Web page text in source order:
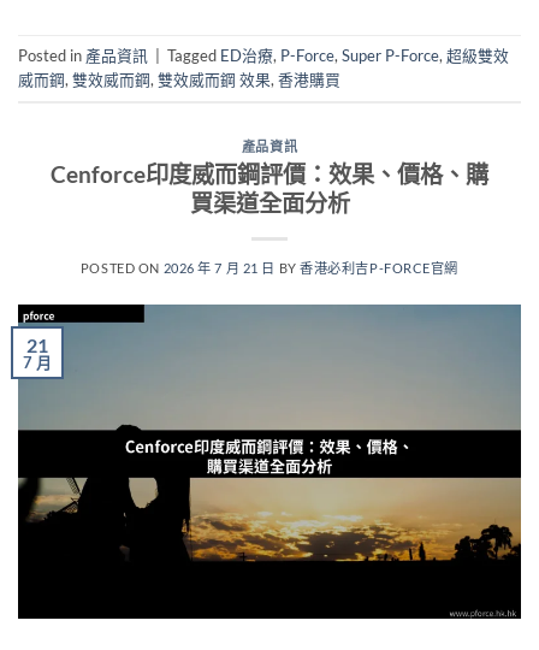
Posted in 產品資訊 Tagged ED治療, P-Force,Super P-Force,超級雙效
威而鋼,雙效威而鋼,雙效威而鋼 效果,香港購買
產品資訊
Cenforce印度威而鋼評價：效果、價格、購
買渠道全面分析
POSTED ON 2026 年 7 月 21 日 BY香港必利吉P-FORCE官網
21
7 月